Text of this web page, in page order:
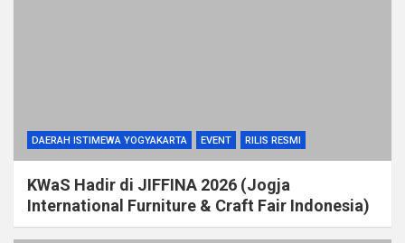
DAERAH ISTIMEWA YOGYAKARTA EVENT RILIS RESMI
KWaS Hadir di JIFFINA 2026 (Jogja
International Furniture & Craft Fair Indonesia)